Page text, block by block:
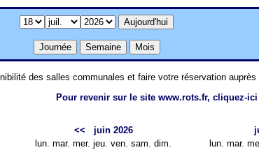
des salles communales et faire votre réservation
Pour revenir sur le site www.rots.fr, cliquez-ici
<<
juin 2026
lun. mar. mer. jeu. ven. sam. dim.
lun. mar.